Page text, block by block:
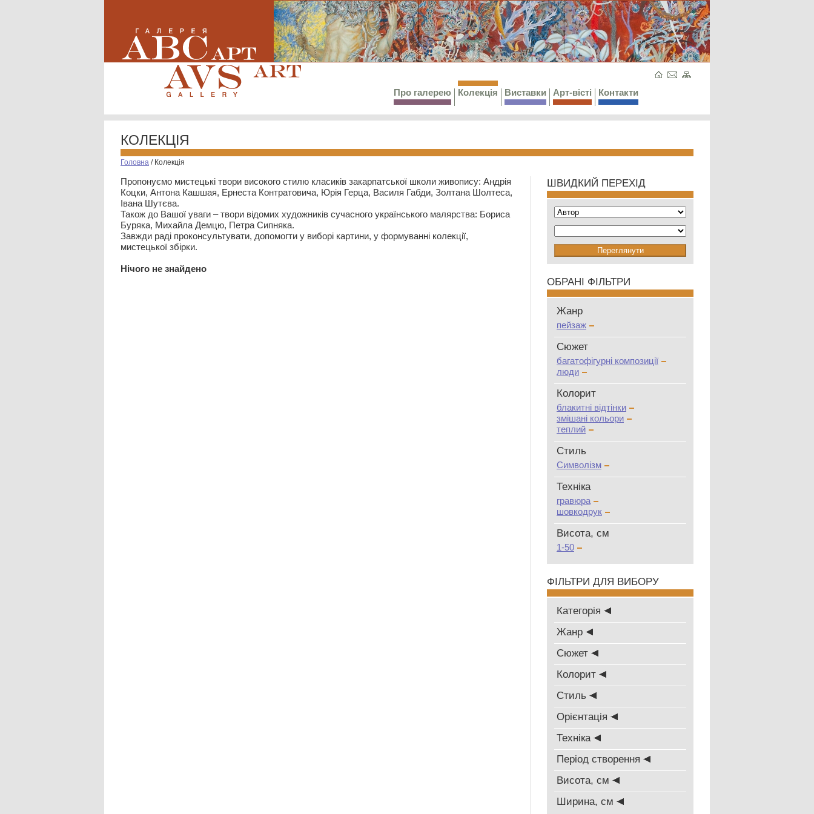
Про галерею Колекція Виставки Арт-вісті Контакти
КОЛЕКЦІЯ
Головна / Колекція
Пропонуємо мистецькі твори високого стилю класиків закарпатської школи живопису: Андрія
Коцки, Антона Кашшая, Ернеста Контратовича, Юрія Герца, Василя Габди, Золтана Шолтеса,
Івана Шутєва.
Також до Вашої уваги – твори відомих художників сучасного українського малярства: Бориса
Буряка, Михайла Демцю, Петра Сипняка.
Завжди раді проконсультувати, допомогти у виборі картини, у формуванні колекції,
мистецької збірки.
Нiчого не знайдено
ШВИДКИЙ ПЕРЕХІД
ОБРАНІ ФІЛЬТРИ
Жанр
пейзаж
Сюжет
багатофігурні композиції
люди
Колорит
блакитні відтінки
змішані кольори
теплий
Стиль
Символізм
Техніка
гравюра
шовкодрук
Висота, см
1-50
ФІЛЬТРИ ДЛЯ ВИБОРУ
Категорія
Жанр
Сюжет
Колорит
Стиль
Oрієнтація
Техніка
Період створення
Висота, см
Ширина, см